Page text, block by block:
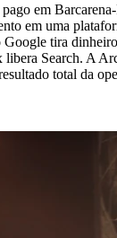
em
em uma
Google tira
libera Search. A
total da